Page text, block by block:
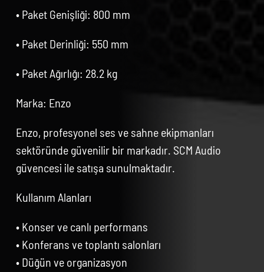
• Paket Genişliği: 800 mm
• Paket Derinliği: 550 mm
• Paket Ağırlığı: 28.2 kg
Marka: Enzo
Enzo, profesyonel ses ve sahne ekipmanları
sektöründe güvenilir bir markadır. SCM Audio
güvencesi ile satışa sunulmaktadır.
Kullanım Alanları
• Konser ve canlı performans
• Konferans ve toplantı salonları
• Düğün ve organizasyon